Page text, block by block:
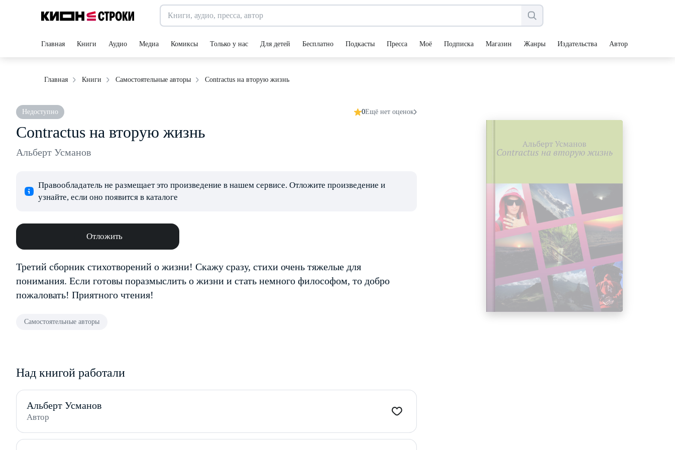
Главная Книги Аудио Медиа Комиксы Только у нас Для детей Бесплатно Подкасты Пресса Моё Подписка Магазин Жанры Издательства Авторы
Главная Книги Самостоятельные авторы Contractus на вторую жизнь
Недоступно 0Ещё нет оценок
Contractus на вторую жизнь
Альберт Усманов
Правообладатель не размещает это произведение в нашем сервисе. Отложите произведение и
узнайте, если оно появится в каталоге
Отложить
Третий сборник стихотворений о жизни! Скажу сразу, стихи очень тяжелые для
понимания. Если готовы поразмыслить о жизни и стать немного философом, то добро
пожаловать! Приятного чтения!
Самостоятельные авторы
Над книгой работали
Альберт Усманов
Автор